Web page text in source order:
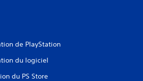
de PlayStation
du logiciel
du PS Store